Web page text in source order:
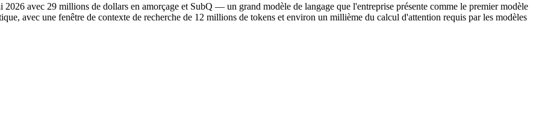
avec 29 millions de dollars en amorçage et SubQ — un grand modèle de langage que l'entreprise présente comme le premier modèle
avec une fenêtre de contexte de recherche de 12 millions de tokens et environ un millième du calcul d'attention requis par les modèles